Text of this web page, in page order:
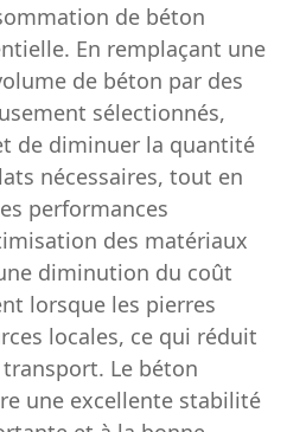
de béton
En remplaçant une
de béton par des
sélectionnés,
de diminuer la quantité
nécessaires, tout en
performances
des matériaux
diminution du coût
lorsque les pierres
locales, ce qui réduit
Le béton
une excellente stabilité